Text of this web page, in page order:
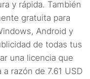
y rápida. También
gratuita para
Android y
de todas tus
una licencia que
razón de 7.61 USD